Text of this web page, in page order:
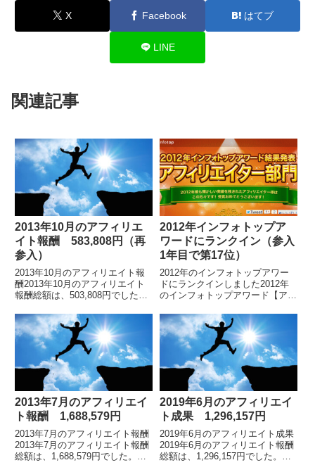
X Facebook はてブ
LINE
関連記事
2013年10月のアフィリエ
イト報酬 583,808円（再
参入）
2013年10月のアフィリエイト報
酬2013年10月のアフィリエイト
報酬総額は、503,808円でした。
フィリエイトに参入しました
2013年8月に情報商材アフィリか
らの卒...
2012年インフォトップア
ワードにランクイン（参入
1年目で第17位）
2012年のインフォトップアワー
ドにランクインしました2012年
のインフォトップアワード【アフ
位にランクインしました。 2012
年インフォトップアワード結果発
表順位が下の...
2013年7月のアフィリエイ
ト報酬 1,688,579円
2013年7月のアフィリエイト報酬
2013年7月のアフィリエイト報酬
総額は、1,688,579円でした。拡
2019年6月のアフィリエイ
ト成果 1,296,157円
2019年6月のアフィリエイト成果
2019年6月のアフィリエイト報酬
総額は、1,296,157円でした。